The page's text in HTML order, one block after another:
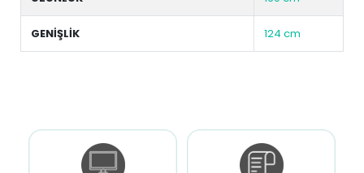
GENİŞLİK 124 cm